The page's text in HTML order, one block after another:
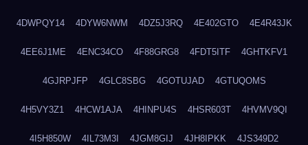
4DWPQY14 4DYW6NWM 4DZ5J3RQ 4E402GTO 4E4R43JK
4EE6J1ME 4ENC34CO 4F88GRG8 4FDT5ITF 4GHTKFV1
4GJRPJFP 4GLC8SBG 4GOTUJAD 4GTUQOMS
4H5VY3Z1 4HCW1AJA 4HINPU4S 4HSR603T 4HVMV9QI
4I5H850W 4IL73M3I 4JGM8GIJ 4JH8IPKK 4JS349D2